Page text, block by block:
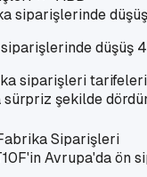
düşüş
siparişleri
sürpriz şekilde
Siparişleri